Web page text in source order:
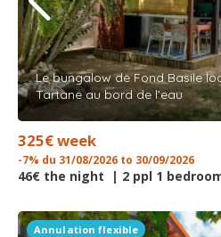
Le bungalow de Fond Basile
Tartane au bord de l’eau
325€ week
-7% du 31/08/2026 to 30/09/2026
46€ the night | 2 ppl 1
Annulation flexible